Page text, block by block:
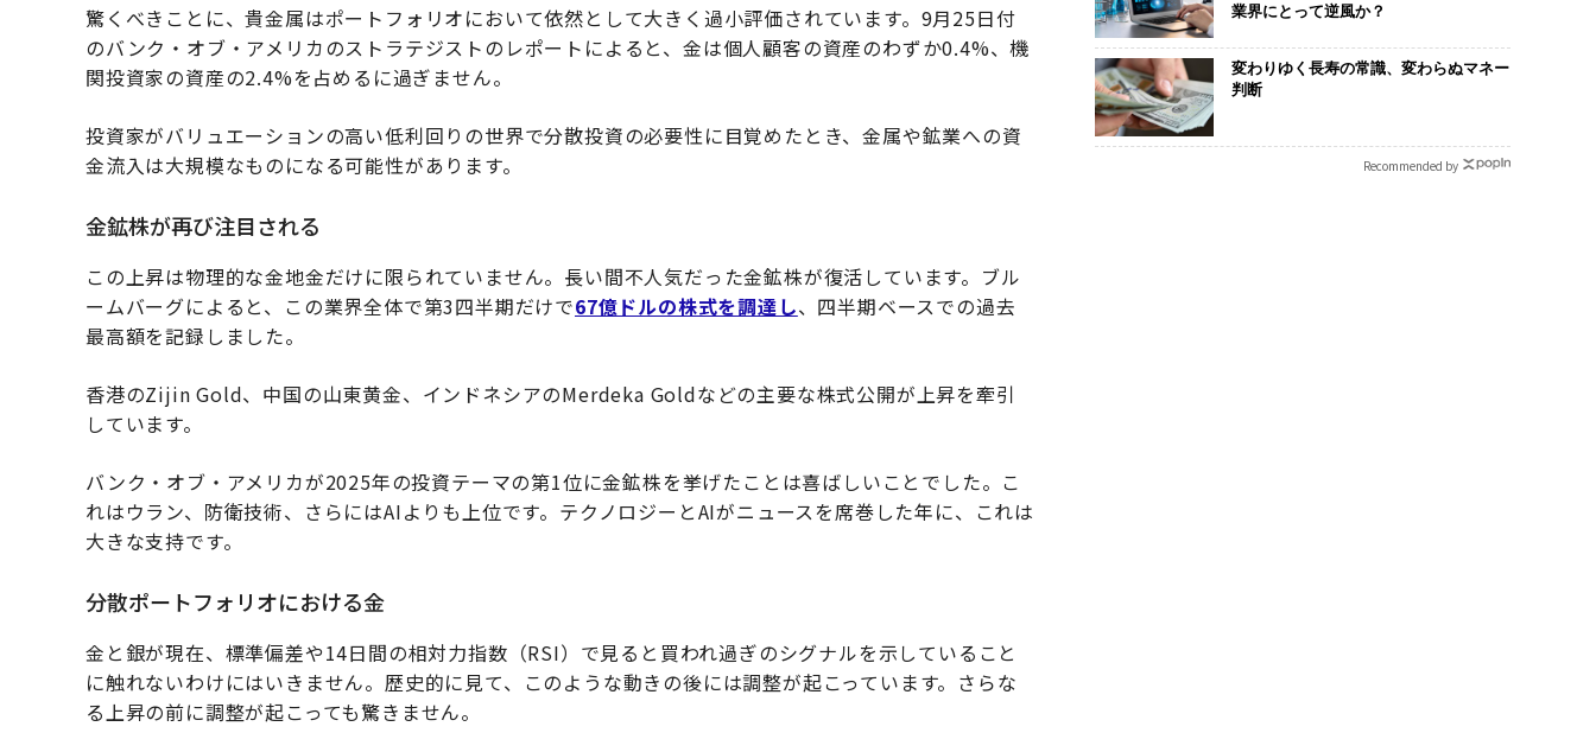
驚くべきことに、貴金属はポートフォリオにおいて依然として大きく過小評価されています。9月25日付
のバンク・オブ・アメリカのストラテジストのレポートによると、金は個人顧客の資産のわずか0.4%、機
関投資家の資産の2.4%を占めるに過ぎません。
投資家がバリュエーションの高い低利回りの世界で分散投資の必要性に目覚めたとき、金属や鉱業への資
金流入は大規模なものになる可能性があります。
金鉱株が再び注目される
この上昇は物理的な金地金だけに限られていません。長い間不人気だった金鉱株が復活しています。ブル
ームバーグによると、この業界全体で第3四半期だけで67億ドルの株式を調達し、四半期ベースでの過去
最高額を記録しました。
香港のZijin Gold、中国の山東黄金、インドネシアのMerdeka Goldなどの主要な株式公開が上昇を牽引
しています。
バンク・オブ・アメリカが2025年の投資テーマの第1位に金鉱株を挙げたことは喜ばしいことでした。こ
れはウラン、防衛技術、さらにはAIよりも上位です。テクノロジーとAIがニュースを席巻した年に、これは
大きな支持です。
分散ポートフォリオにおける金
金と銀が現在、標準偏差や14日間の相対力指数（RSI）で見ると買われ過ぎのシグナルを示していること
に触れないわけにはいきません。歴史的に見て、このような動きの後には調整が起こっています。さらな
る上昇の前に調整が起こっても驚きません。
業界にとって逆風か？
変わりゆく長寿の常識、変わらぬマネー
判断
Recommended by